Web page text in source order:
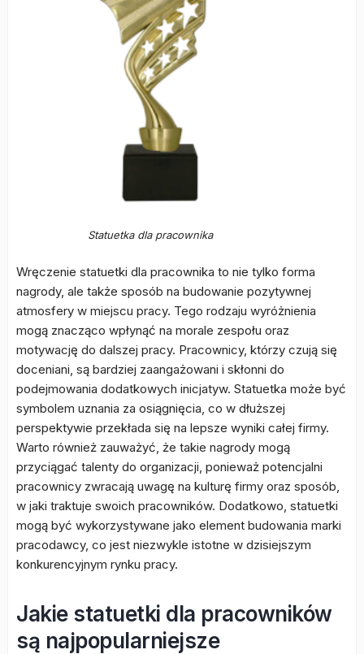
Statuetka dla pracownika
Wręczenie statuetki dla pracownika to nie tylko forma
nagrody, ale także sposób na budowanie pozytywnej
atmosfery w miejscu pracy. Tego rodzaju wyróżnienia
mogą znacząco wpłynąć na morale zespołu oraz
motywację do dalszej pracy. Pracownicy, którzy czują się
doceniani, są bardziej zaangażowani i skłonni do
podejmowania dodatkowych inicjatyw. Statuetka może być
symbolem uznania za osiągnięcia, co w dłuższej
perspektywie przekłada się na lepsze wyniki całej firmy.
Warto również zauważyć, że takie nagrody mogą
przyciągać talenty do organizacji, ponieważ potencjalni
pracownicy zwracają uwagę na kulturę firmy oraz sposób,
w jaki traktuje swoich pracowników. Dodatkowo, statuetki
mogą być wykorzystywane jako element budowania marki
pracodawcy, co jest niezwykle istotne w dzisiejszym
konkurencyjnym rynku pracy.
Jakie statuetki dla pracowników
są najpopularniejsze